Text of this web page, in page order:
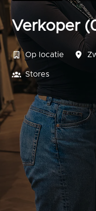
Verkoper
Op locatie
Stores